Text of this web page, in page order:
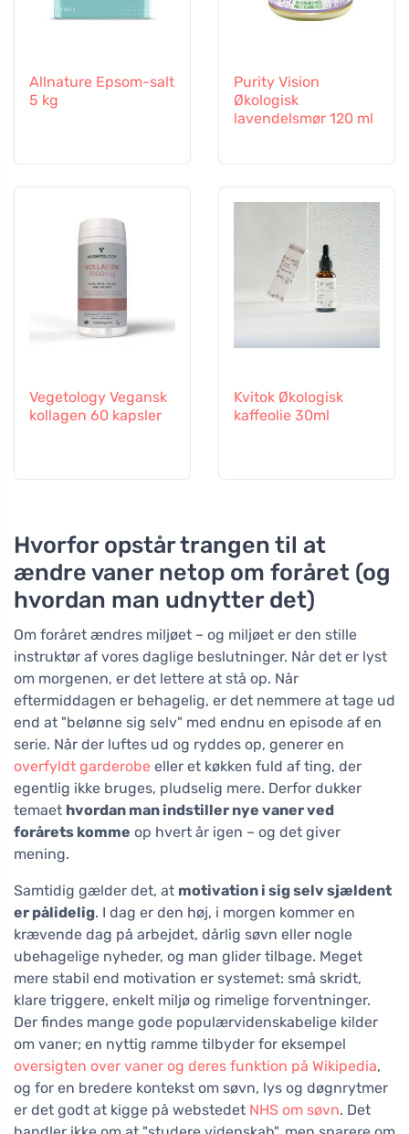
Allnature Epsom-salt
5 kg
Purity Vision
Økologisk
lavendelsmør 120 ml
Vegetology Vegansk
kollagen 60 kapsler
Kvitok Økologisk
kaffeolie 30ml
Hvorfor opstår trangen til at
ændre vaner netop om foråret (og
hvordan man udnytter det)
Om foråret ændres miljøet – og miljøet er den stille
instruktør af vores daglige beslutninger. Når det er lyst
om morgenen, er det lettere at stå op. Når
eftermiddagen er behagelig, er det nemmere at tage ud
end at "belønne sig selv" med endnu en episode af en
serie. Når der luftes ud og ryddes op, generer en
overfyldt garderobe eller et køkken fuld af ting, der
egentlig ikke bruges, pludselig mere. Derfor dukker
temaet hvordan man indstiller nye vaner ved
forårets komme op hvert år igen – og det giver
mening.
Samtidig gælder det, at motivation i sig selv sjældent
er pålidelig. I dag er den høj, i morgen kommer en
krævende dag på arbejdet, dårlig søvn eller nogle
ubehagelige nyheder, og man glider tilbage. Meget
mere stabil end motivation er systemet: små skridt,
klare triggere, enkelt miljø og rimelige forventninger.
Der findes mange gode populærvidenskabelige kilder
om vaner; en nyttig ramme tilbyder for eksempel
oversigten over vaner og deres funktion på Wikipedia,
og for en bredere kontekst om søvn, lys og døgnrytmer
er det godt at kigge på webstedet NHS om søvn. Det